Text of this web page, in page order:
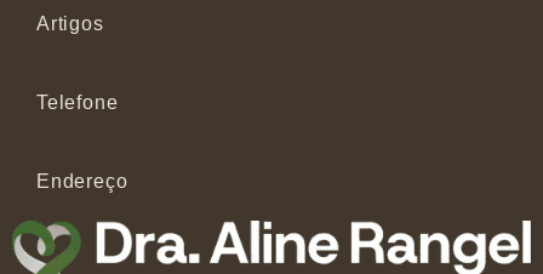
Artigos
Telefone
Endereço